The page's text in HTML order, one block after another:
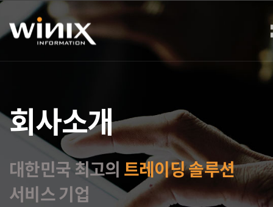
회사소개
대한민국 최고의 트레이딩 솔루션
서비스 기업